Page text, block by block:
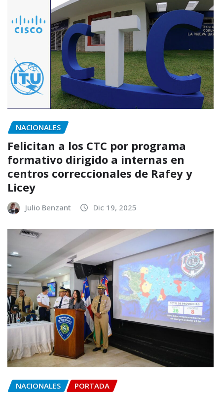
NACIONALES
Felicitan a los CTC por programa
formativo dirigido a internas en
centros correccionales de Rafey y
Licey
Julio Benzant Dic 19, 2025
NACIONALES PORTADA